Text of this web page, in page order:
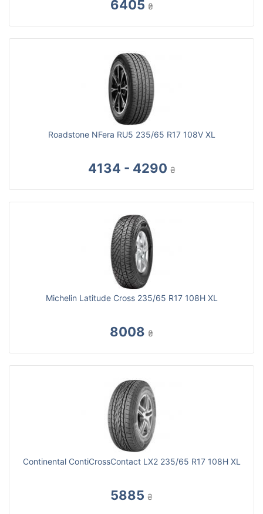
6405 ₴
Roadstone NFera RU5 235/65 R17 108V XL
4134 - 4290 ₴
Michelin Latitude Cross 235/65 R17 108H XL
8008 ₴
Continental ContiCrossContact LX2 235/65 R17 108H XL
5885 ₴